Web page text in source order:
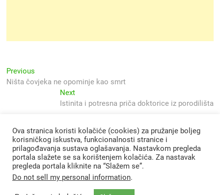
Navigacija
objava
Previous
post:
Ništa čovjeka ne opominje kao smrt
NextNext
post:
Istinita i potresna priča doktorice iz porodilišta
Ova stranica koristi kolačiće (cookies) za pružanje boljeg
korisničkog iskustva, funkcionalnosti stranice i
prilagođavanja sustava oglašavanja. Nastavkom pregleda
portala slažete se sa korištenjem kolačića. Za nastavak
pregleda portala kliknite na “Slažem se”.
Do not sell my personal information.